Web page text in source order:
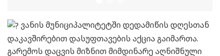
ვანის მუნიციპალიტეტში დედამიწის დღესთან
დაკავშირებით დასუფთავების აქცია გაიმართა.
გარემოს დაცვის მიზნით მიმდინარე აღნიშნული